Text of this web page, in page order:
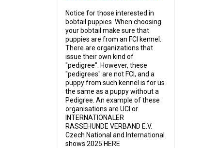
Notice for those interested in
bobtail puppies When choosing
your bobtail make sure that
puppies are from an FCI kennel.
There are organizations that
issue their own kind of
"pedigree". However, these
"pedigrees" are not FCI, and a
puppy from such kennel is for us
the same as a puppy without a
Pedigree. An example of these
organisations are UCI or
INTERNATIONALER
RASSEHUNDE VERBAND E.V.
Czech National and International
shows 2025 HERE